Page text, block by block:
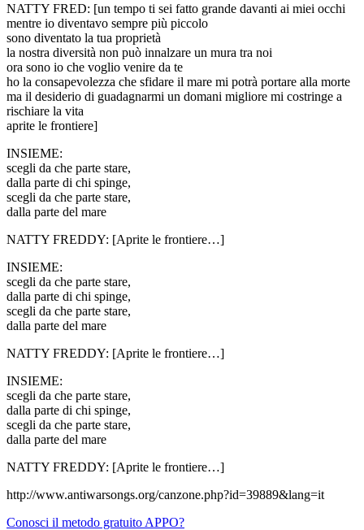
NATTY FRED: [un tempo ti sei fatto grande davanti ai miei occhi
mentre io diventavo sempre più piccolo
sono diventato la tua proprietà
la nostra diversità non può innalzare un mura tra noi
ora sono io che voglio venire da te
ho la consapevolezza che sfidare il mare mi potrà portare alla morte
ma il desiderio di guadagnarmi un domani migliore mi costringe a
rischiare la vita
aprite le frontiere]
INSIEME:
scegli da che parte stare,
dalla parte di chi spinge,
scegli da che parte stare,
dalla parte del mare
NATTY FREDDY: [Aprite le frontiere…]
INSIEME:
scegli da che parte stare,
dalla parte di chi spinge,
scegli da che parte stare,
dalla parte del mare
NATTY FREDDY: [Aprite le frontiere…]
INSIEME:
scegli da che parte stare,
dalla parte di chi spinge,
scegli da che parte stare,
dalla parte del mare
NATTY FREDDY: [Aprite le frontiere…]
http://www.antiwarsongs.org/canzone.php?id=39889&lang=it
Conosci il metodo gratuito APPO?